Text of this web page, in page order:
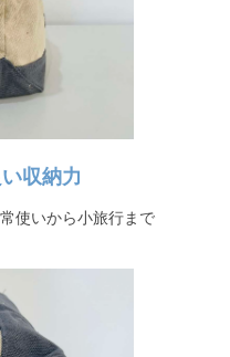
収納力
使いから小旅行まで